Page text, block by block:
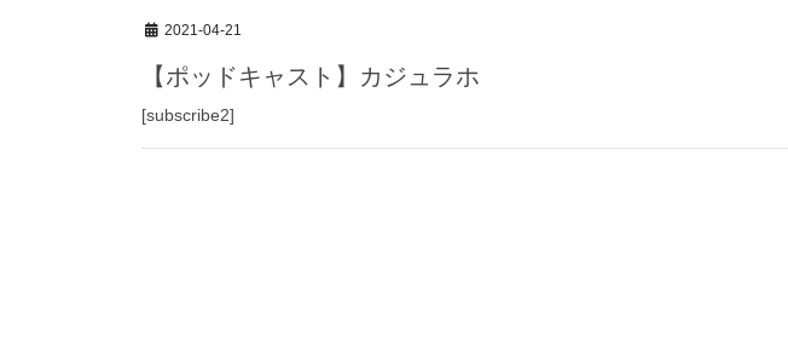
2021-04-21
【ポッドキャスト】カジュラホ
[subscribe2]